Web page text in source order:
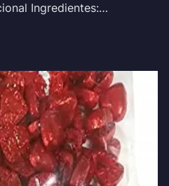
Ingredientes:…